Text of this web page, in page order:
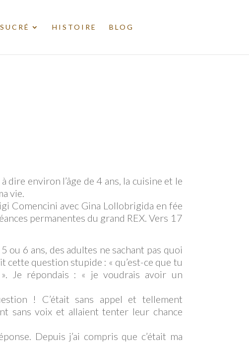
HISTOIRE BLOG
dire environ l’âge de 4 ans, la cuisine et le
vie.
Comencini avec Gina Lollobrigida en fée
permanentes du grand REX. Vers 17
ou 6 ans, des adultes ne sachant pas quoi
cette question stupide : « qu’est-ce que tu
Je répondais : « je voudrais avoir un
! C’était sans appel et tellement
sans voix et allaient tenter leur chance
Depuis j’ai compris que c’était ma